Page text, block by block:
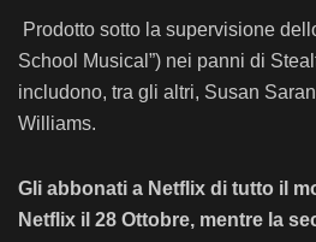
Prodotto sotto la supervisione
School Musical”) nei panni di
includono, tra gli altri, Susan
Williams.
Gli abbonati a Netflix di tutto il
Netflix il 28 Ottobre, mentre la